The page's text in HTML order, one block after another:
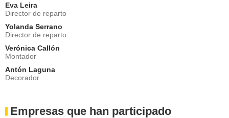
Eva Leira
Director de reparto
Yolanda Serrano
Director de reparto
Verónica Callón
Montador
Antón Laguna
Decorador
Empresas que han participado